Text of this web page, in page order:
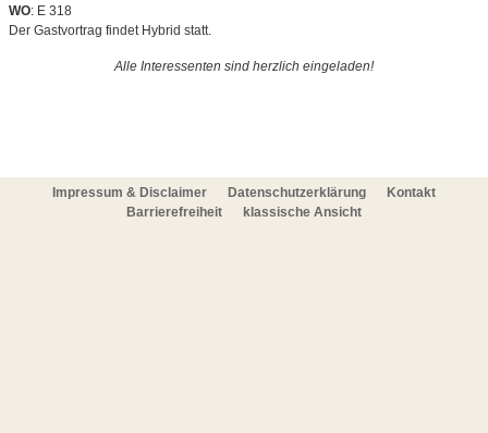
WO: E 318
Der Gastvortrag findet Hybrid statt.
Alle Interessenten sind herzlich eingeladen!
Impressum & Disclaimer Datenschutzerklärung
Kontakt
Barrierefreiheit
klassische Ansicht